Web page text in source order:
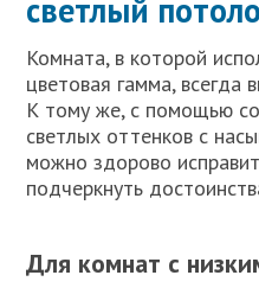
светлый
Комната, в которой
цветовая гамма, всегда
К тому же, с помощью
светлых оттенков с
можно здорово
подчеркнуть
Для комнат с